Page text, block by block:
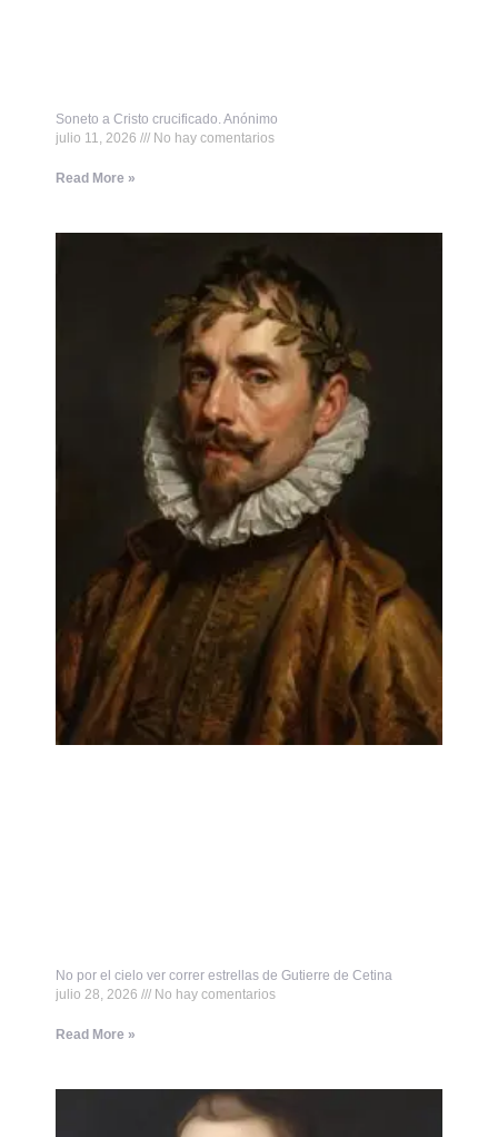
Soneto a Cristo crucificado. Anónimo
julio 11, 2026
No hay comentarios
Read More »
No por el cielo ver correr estrellas de Gutierre de Cetina
julio 28, 2026
No hay comentarios
Read More »